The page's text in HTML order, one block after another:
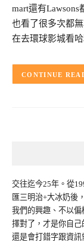
mart還有
也看了很多次都
在去環球影城看
CONTINUE
交往迄今25年。從
匯三明治+大冰奶後
我們的興趣、不以
擇對了，才是你自己
還是會打錯字跟資